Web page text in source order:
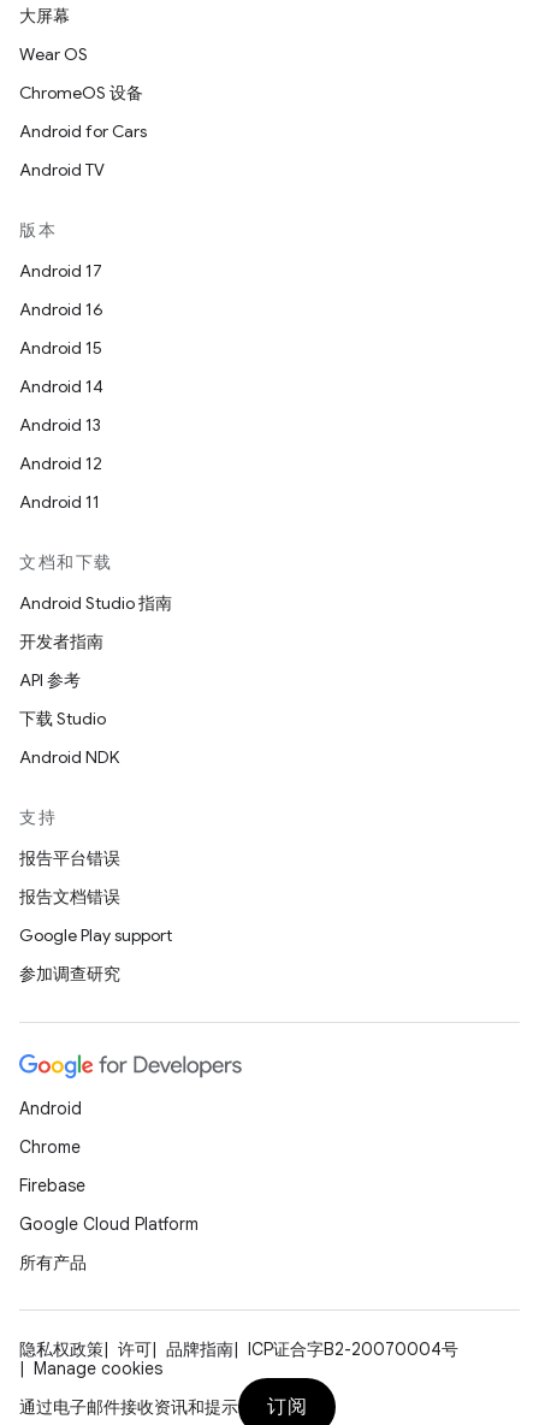
大屏幕
Wear OS
ChromeOS 设备
Android for Cars
Android TV
版本
Android 17
Android 16
Android 15
Android 14
Android 13
Android 12
Android 11
文档和下载
Android Studio 指南
开发者指南
API 参考
下载 Studio
Android NDK
支持
报告平台错误
报告文档错误
Google Play support
参加调查研究
Android
Chrome
Firebase
Google Cloud Platform
所有产品
隐私权政策 许可 品牌指南
ICP证合字B2-20070004号
Manage cookies
通过电子邮件接收资讯和提示
订阅